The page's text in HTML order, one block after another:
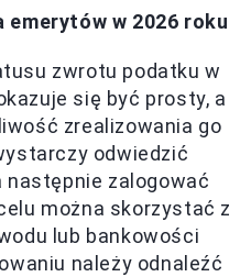
emerytów w 2026 roku
zwrotu podatku w
się być prosty, a
zrealizowania go
odwiedzić
następnie zalogować
można skorzystać z
lub bankowości
należy odnaleźć